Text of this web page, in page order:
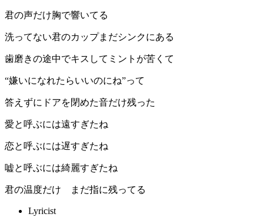
君の声だけ胸で響いてる
洗ってない君のカップまだシンクにある
歯磨きの途中でキスしてミントが苦くて
“嫌いになれたらいいのにね”って
答えずにドアを閉めた音だけ残った
愛と呼ぶには遠すぎたね
恋と呼ぶには遅すぎたね
嘘と呼ぶには綺麗すぎたね
君の温度だけ まだ指に残ってる
Lyricist